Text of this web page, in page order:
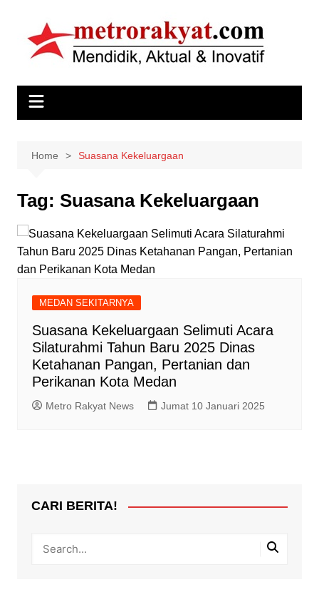
content
Home Suasana Kekeluargaan
Tag: Suasana Kekeluargaan
MEDAN SEKITARNYA
Suasana Kekeluargaan Selimuti Acara
Silaturahmi Tahun Baru 2025 Dinas
Ketahanan Pangan, Pertanian dan
Perikanan Kota Medan
Metro Rakyat News Jumat 10 Januari 2025
CARI BERITA!